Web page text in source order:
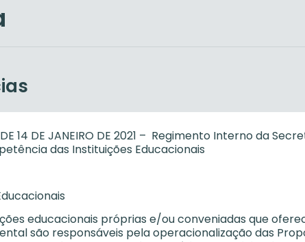
DE 14 DE JANEIRO DE 2021 – Regimento Interno da
das Instituições Educacionais
educacionais próprias e/ou conveniadas que
são responsáveis pela operacionalização das